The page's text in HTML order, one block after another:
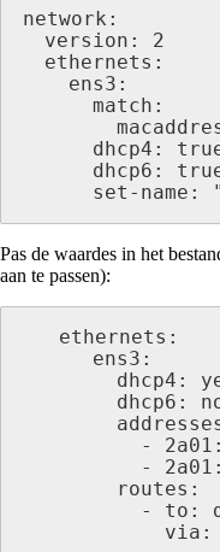
network:
set-
Pas de waardes in het
aan te passen):